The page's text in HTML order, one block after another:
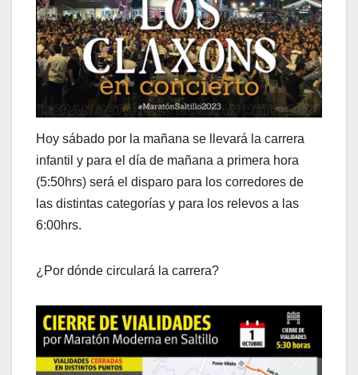
Hoy sábado por la mañana se llevará la carrera
infantil y para el día de mañana a primera hora
(5:50hrs) será el disparo para los corredores de
las distintas categorías y para los relevos a las
6:00hrs.
¿Por dónde circulará la carrera?